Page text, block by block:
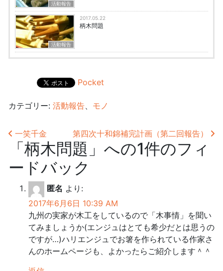
活動報告
活動報告
2017.05.22
柄木問題
Pocket
カテゴリー: 活動報告 モノ
投稿ナビゲーション
一笑千金 第四次十和錦補完計画（第二回報告）
「柄木問題 」への1件のフィ
ードバック
匿名 より:
2017年6月6日 10:39 AM
九州の実家が木工をしているので「木事情」を聞い
てみましょうか(エンジュはとても希少だとは思うの
ですが…)ハリエンジュでお箸を作られている作家さ
んのホームページも、よかったらご紹介します＾＾